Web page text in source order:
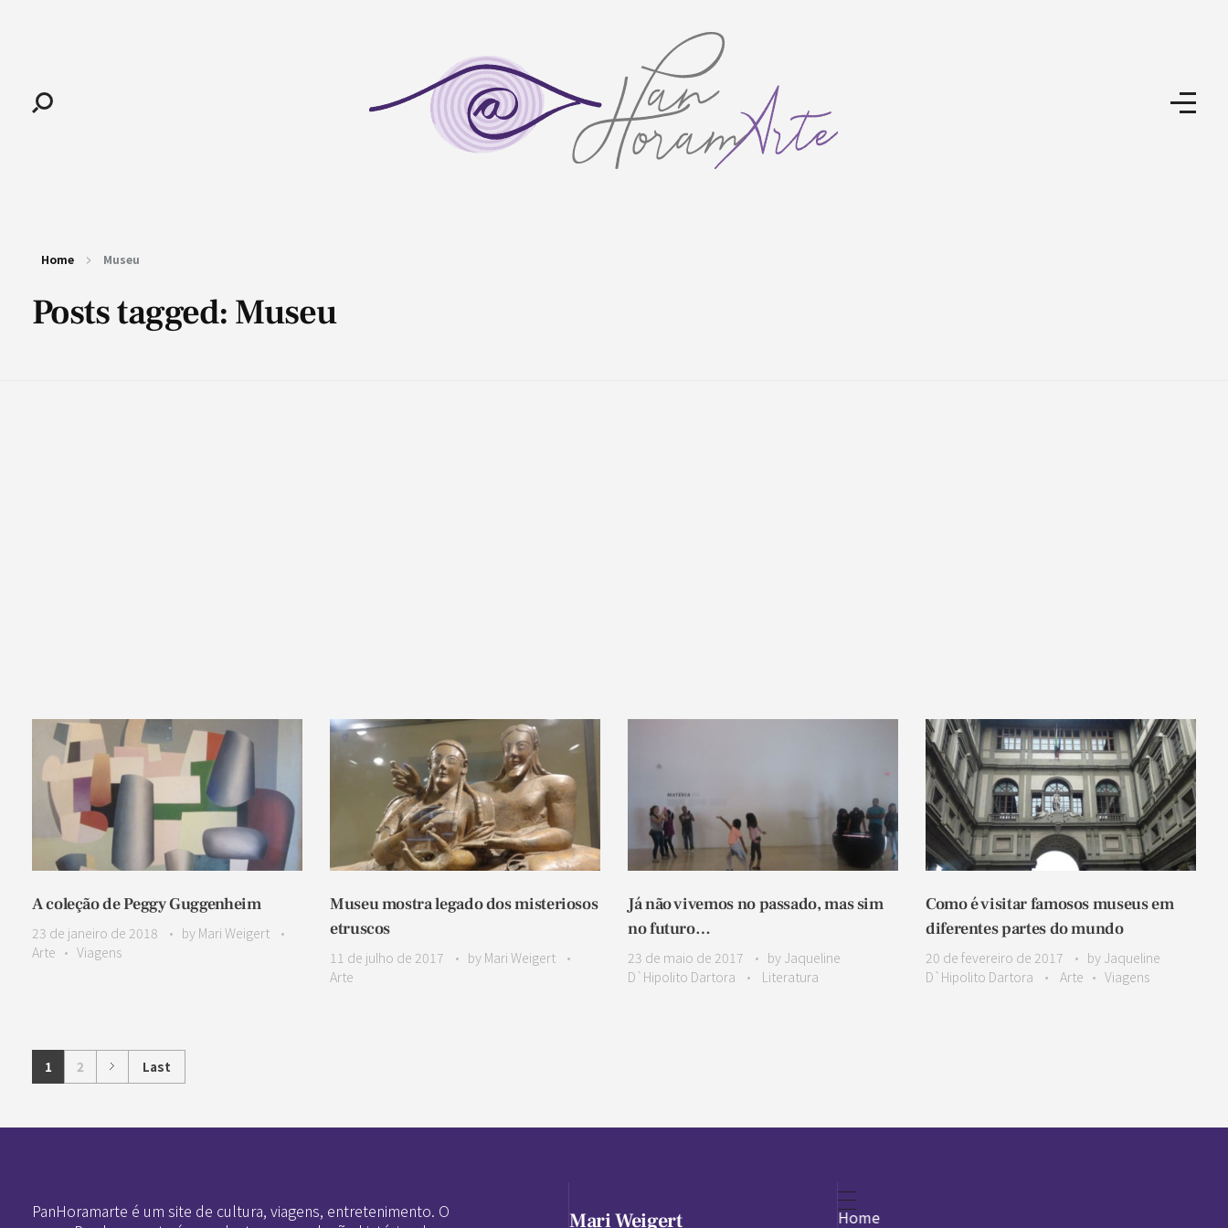
Home Museu
Posts tagged: Museu
A coleção de Peggy Guggenheim
23 de janeiro de 2018 by Mari Weigert
Arte
Viagens
Museu mostra legado dos misteriosos
etruscos
11 de julho de 2017 by Mari Weigert
Arte
Já não vivemos no passado, mas sim
no futuro…
23 de maio de 2017 by Jaqueline
D`Hipolito Dartora
Literatura
Como é visitar famosos museus em
diferentes partes do mundo
20 de fevereiro de 2017 by Jaqueline
D`Hipolito Dartora
Arte Viagens
1 2 Last
PanHoramarte é um site de cultura, viagens, entretenimento. O
Mari Weigert
Home